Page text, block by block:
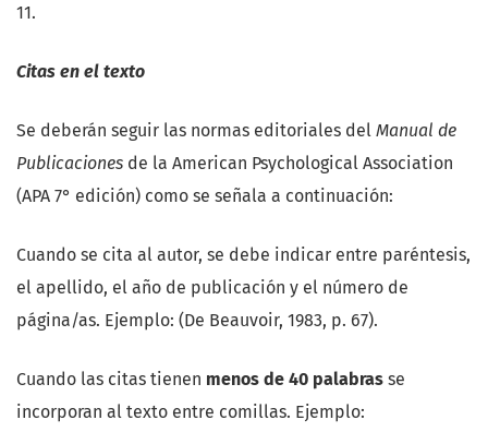
11.
Citas en el texto
Se deberán seguir las normas editoriales del Manual de
Publicaciones de la American Psychological Association
(APA 7° edición) como se señala a continuación:
Cuando se cita al autor, se debe indicar entre paréntesis,
el apellido, el año de publicación y el número de
página/as. Ejemplo: (De Beauvoir, 1983, p. 67).
Cuando las citas tienen menos de 40 palabras se
incorporan al texto entre comillas. Ejemplo: